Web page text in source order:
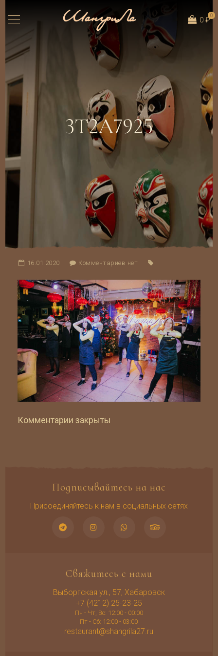
0
0 ₽
3T2A7925
16.01.2020 Комментариев нет
Комментарии закрыты
Подписывайтесь на нас
Присоединяйтесь к нам в социальных сетях
Свяжитесь с нами
Выборгская ул., 57, Хабаровск
+7 (4212) 25-23-25
Пн - Чт, Вс: 12:00 - 00:00
Пт - Сб: 12:00 - 03:00
restaurant@shangrila27.ru